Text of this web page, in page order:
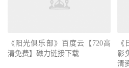
《阳光俱乐部》百度云【720高
清免费】磁力链接下载
影
清